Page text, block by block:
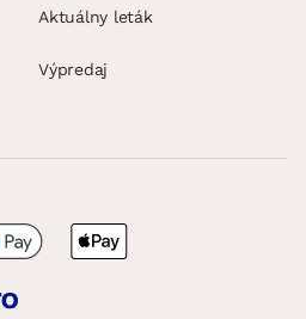
Aktuálny leták
Výpredaj